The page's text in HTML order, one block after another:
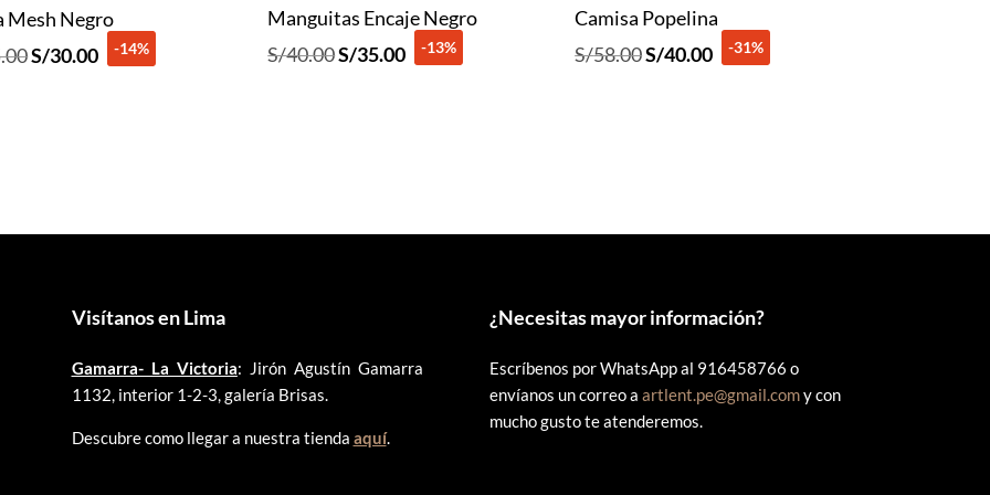
Mesh Negro
El
S/30.00El-14%
Manguitas Encaje Negro
S/40.00El
S/35.00El-13%
Camisa Popelina
S/58.00El
S/40.00El-31%
Visítanos en Lima
Gamarra- La Victoria: Jirón Agustín Gamarra
1132, interior 1-2-3, galería Brisas.
Descubre como llegar a nuestra tienda aquí.
¿Necesitas mayor información?
Escríbenos por WhatsApp al 916458766 o
envíanos un correo a artlent.pe@gmail.comy con
mucho gusto te atenderemos.